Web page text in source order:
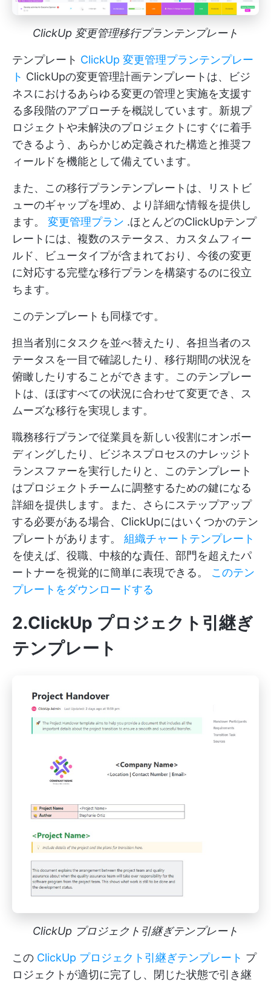
ClickUp 変更管理移行プランテンプレート
テンプレート ClickUp 変更管理プランテンプレー
ト ClickUpの変更管理計画テンプレートは、ビジ
ネスにおけるあらゆる変更の管理と実施を支援す
る多段階のアプローチを概説しています。新規プ
ロジェクトや未解決のプロジェクトにすぐに着手
できるよう、あらかじめ定義された構造と推奨フ
ィールドを機能として備えています。
また、この移行プランテンプレートは、リストビ
ューのギャップを埋め、より詳細な情報を提供し
ます。 変更管理プラン .ほとんどのClickUpテンプ
レートには、複数のステータス、カスタムフィー
ルド、ビュータイプが含まれており、今後の変更
に対応する完璧な移行プランを構築するのに役立
ちます。
このテンプレートも同様です。
担当者別にタスクを並べ替えたり、各担当者のス
テータスを一目で確認したり、移行期間の状況を
俯瞰したりすることができます。このテンプレー
トは、ほぼすべての状況に合わせて変更でき、ス
ムーズな移行を実現します。
職務移行プランで従業員を新しい役割にオンボー
ディングしたり、ビジネスプロセスのナレッジト
ランスファーを実行したりと、このテンプレート
はプロジェクトチームに調整するための鍵になる
詳細を提供します。また、さらにステップアップ
する必要がある場合、ClickUpにはいくつかのテン
プレートがあります。 組織チャートテンプレート
を使えば、役職、中核的な責任、部門を超えたパ
ートナーを視覚的に簡単に表現できる。 このテン
プレートをダウンロードする
2.ClickUp プロジェクト引継ぎ
テンプレート
ClickUp プロジェクト引継ぎテンプレート
この ClickUp プロジェクト引継ぎテンプレート プ
ロジェクトが適切に完了し、閉じた状態で引き継